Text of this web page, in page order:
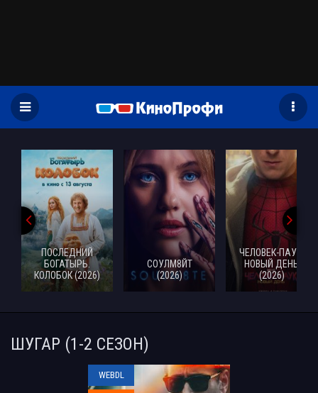
ПОСЛЕДНИЙ
БОГАТЫРЬ.
КОЛОБОК (2026)
СОУЛМ8ЙТ
(2026)
ЧЕЛОВЕК-ПАУК:
НОВЫЙ ДЕНЬ
(2026)
ШУГАР (1-2 СЕЗОН)
WEBDL